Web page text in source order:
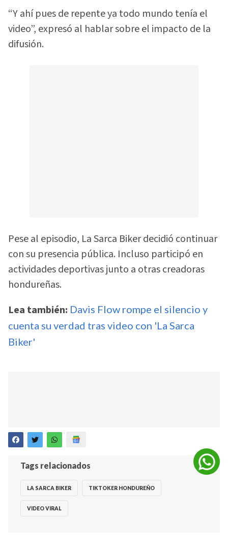
“Y ahí pues de repente ya todo mundo tenía el
video”, expresó al hablar sobre el impacto de la
difusión.
Pese al episodio, La Sarca Biker decidió continuar
con su presencia pública. Incluso participó en
actividades deportivas junto a otras creadoras
hondureñas.
Lea también: Davis Flow rompe el silencio y
cuenta su verdad tras video con 'La Sarca
Biker'
Tags relacionados
LA SARCA BIKER TIKTOKER HONDUREÑO
VIDEO VIRAL